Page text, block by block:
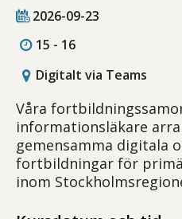
2026-09-23
15 - 16
Digitalt via Teams
Våra
informationsläkare
gemensamma digitala
fortbildningar för
inom